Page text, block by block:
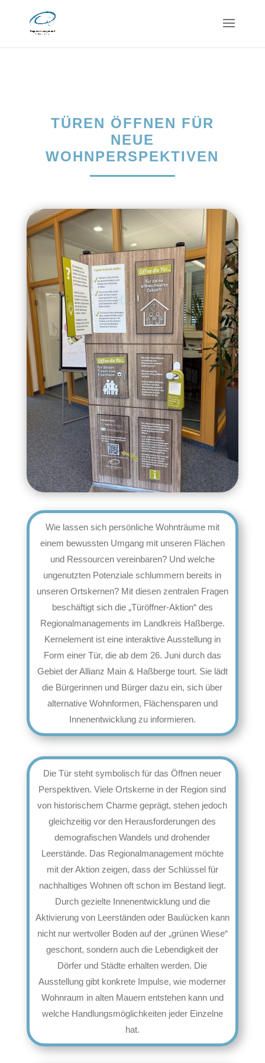
TÜREN ÖFFNEN FÜR
NEUE
WOHNPERSPEKTIVEN
Wie lassen sich persönliche Wohnträume mit
einem bewussten Umgang mit unseren Flächen
und Ressourcen vereinbaren? Und welche
ungenutzten Potenziale schlummern bereits in
unseren Ortskernen? Mit diesen zentralen Fragen
beschäftigt sich die „Türöffner-Aktion“ des
Regionalmanagements im Landkreis Haßberge.
Kernelement ist eine interaktive Ausstellung in
Form einer Tür, die ab dem 26. Juni durch das
Gebiet der Allianz Main & Haßberge tourt. Sie lädt
die Bürgerinnen und Bürger dazu ein, sich über
alternative Wohnformen, Flächensparen und
Innenentwicklung zu informieren.
Die Tür steht symbolisch für das Öffnen neuer
Perspektiven. Viele Ortskerne in der Region sind
von historischem Charme geprägt, stehen jedoch
gleichzeitig vor den Herausforderungen des
demografischen Wandels und drohender
Leerstände. Das Regionalmanagement möchte
mit der Aktion zeigen, dass der Schlüssel für
nachhaltiges Wohnen oft schon im Bestand liegt.
Durch gezielte Innenentwicklung und die
Aktivierung von Leerständen oder Baulücken kann
nicht nur wertvoller Boden auf der „grünen Wiese“
geschont, sondern auch die Lebendigkeit der
Dörfer und Städte erhalten werden. Die
Ausstellung gibt konkrete Impulse, wie moderner
Wohnraum in alten Mauern entstehen kann und
welche Handlungsmöglichkeiten jeder Einzelne
hat.